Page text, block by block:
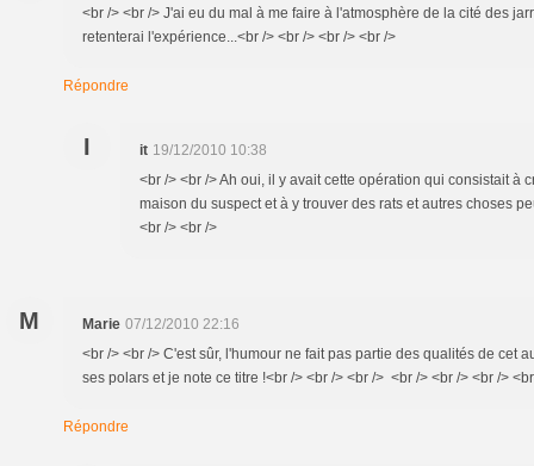
<br /> <br /> J'ai eu du mal à me faire à l'atmosphère de la cité des
retenterai l'expérience...<br /> <br /> <br /> <br />
Répondre
I it 19/12/2010 10:38
<br /> <br /> Ah oui, il y avait cette opération qui consistait à
maison du suspect et à y trouver des rats et autres choses
<br /> <br />
M Marie 07/12/2010 22:16
<br /> <br /> C'est sûr, l'humour ne fait pas partie des qualités de cet
ses polars et je note ce titre !<br /> <br /> <br /> <br /> <br /> <br />
Répondre